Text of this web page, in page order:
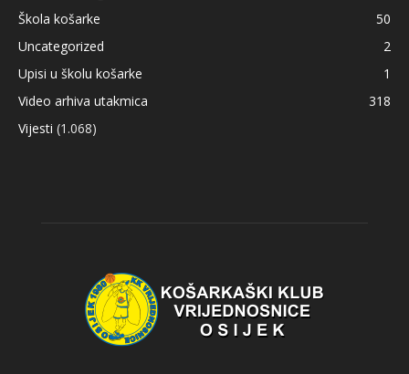
Škola košarke
50
Uncategorized
2
Upisi u školu košarke
1
Video arhiva utakmica
318
Vijesti (1.068)